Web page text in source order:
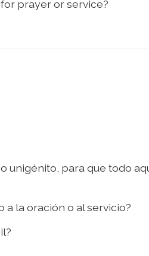
prayer or service?
unigénito, para que todo
a la oración o al servicio?